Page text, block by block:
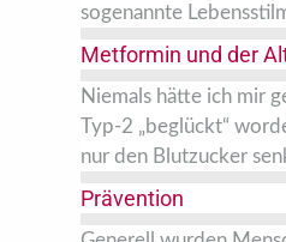
sogenannte
Metformin und der
Niemals hätte ich mir
Typ-2 „beglückt“
nur den Blutzucker
Prävention